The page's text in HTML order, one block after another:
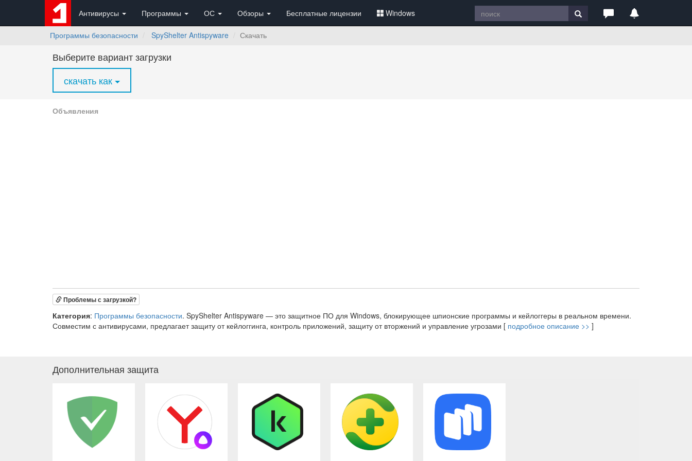
Антивирусы Программы ОС Обзоры Бесплатные лицензии Windows
Программы безопасности SpyShelter Antispyware Скачать
Выберите вариант загрузки
скачать как
Объявления
Проблемы с загрузкой?
Категория: Программы безопасности. SpyShelter Antispyware — это защитное ПО для Windows, блокирующее шпионские программы и кейлоггеры в реальном времени.
Совместим с антивирусами, предлагает защиту от кейлоггинга, контроль приложений, защиту от вторжений и управление угрозами [ подробное описание >> ]
Дополнительная защита